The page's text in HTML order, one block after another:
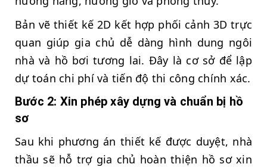
Bản vẽ thiết kế 2D kết hợp phối cảnh 3D trực
quan giúp gia chủ dễ dàng hình dung ngôi
nhà và hồ bơi tương lai. Đây là cơ sở để lập
dự toán chi phí và tiến độ thi công chính xác.
Bước 2: Xin phép xây dựng và chuẩn bị hồ
sơ
Sau khi phương án thiết kế được duyệt, nhà
thầu sẽ hỗ trợ gia chủ hoàn thiện hồ sơ xin